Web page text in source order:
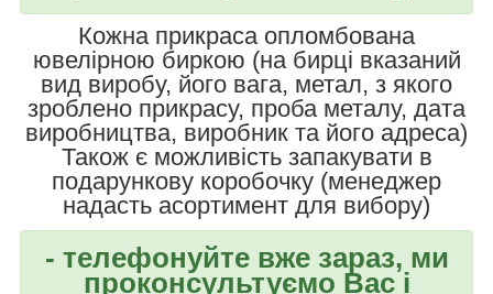
Кожна прикраса опломбована
ювелірною биркою (на бирці вказаний
вид виробу, його вага, метал, з якого
зроблено прикрасу, проба металу, дата
виробництва, виробник та його адреса)
Також є можливість запакувати в
подарункову коробочку (менеджер
надасть асортимент для вибору)
- телефонуйте вже зараз, ми
проконсультуємо Вас і